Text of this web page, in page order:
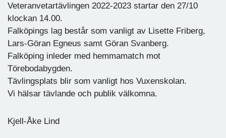
Veteranvetartävlingen 2022-2023 startar den 27/10
klockan 14.00.
Falköpings lag består som vanligt av Lisette Friberg,
Lars-Göran Egneus samt Göran Svanberg.
Falköping inleder med hemmamatch mot
Törebodabygden.
Tävlingsplats blir som vanligt hos Vuxenskolan.
Vi hälsar tävlande och publik välkomna.
Kjell-Åke Lind